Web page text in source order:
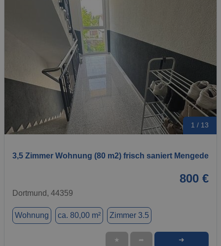
1 / 13
3,5 Zimmer Wohnung (80 m2) frisch saniert Mengede
800 €
Dortmund, 44359
Wohnung ca. 80,00 m² Zimmer 3.5
★ ➦ ➜